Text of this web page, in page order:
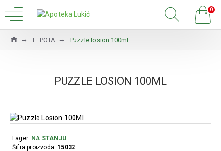
0
LEPOTA Puzzle losion 100ml
PUZZLE LOSION 100ML
Lager: NA STANJU
Šifra proizvoda: 15032